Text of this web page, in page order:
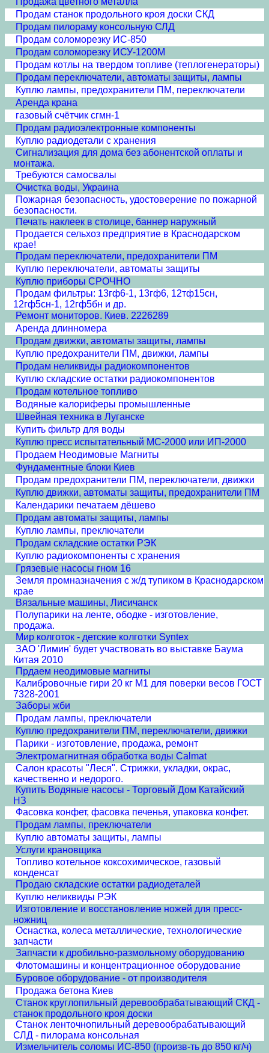
Продам станок продольного кроя доски СКД
Продам пилораму консольную СЛД
Продам соломорезку ИС-850
Продам соломорезку ИСУ-1200М
Продам котлы на твердом топливе (теплогенераторы)
Продам переключатели, автоматы защиты, лампы
Куплю лампы, предохранители ПМ, переключатели
Аренда крана
газовый счётчик сгмн-1
Продам радиоэлектронные компоненты
Куплю радиодетали с хранения
Сигнализация для дома без абонентской оплаты и
монтажа.
Требуются самосвалы
Очистка воды, Украина
Пожарная безопасность, удостоверение по пожарной
безопасности.
Печать наклеек в столице, баннер наружный
Продается сельхоз предприятие в Краснодарском
крае!
Продам переключатели, предохранители ПМ
Куплю переключатели, автоматы защиты
Куплю приборы СРОЧНО
Продам фильтры: 13гф6-1, 13гф6, 12тф15сн,
12гф5сн-1, 12гф5бн и др.
Ремонт мониторов. Киев. 2226289
Аренда длинномера
Продам движки, автоматы защиты, лампы
Куплю предохранители ПМ, движки, лампы
Продам неликвиды радиокомпонентов
Куплю складские остатки радиокомпонентов
Продам котельное топливо
Водяные калориферы промышленные
Швейная техника в Луганске
Купить фильтр для воды
Куплю пресс испытательный МС-2000 или ИП-2000
Продаем Неодимовые Магниты
Фундаментные блоки Киев
Продам предохранители ПМ, переключатели, движки
Куплю движки, автоматы защиты, предохранители ПМ
Календарики печатаем дёшево
Продам автоматы защиты, лампы
Куплю лампы, преключатели
Продам складские остатки РЭК
Куплю радиокомпоненты с хранения
Грязевые насосы гном 16
Земля промназначения с ж/д тупиком в Краснодарском
крае
Вязальные машины, Лисичанск
Полупарики на ленте, ободке - изготовление,
продажа.
Мир колготок - детские колготки Syntex
ЗАО 'Лимин' будет участвовать во выставке Баума
Китая 2010
Прдаем неодимовые магниты
Калибровочные гири 20 кг М1 для поверки весов ГОСТ
7328-2001
Заборы жби
Продам лампы, преключатели
Куплю предохранители ПМ, переключатели, движки
Парики - изготовление, продажа, ремонт
Электромагнитная обработка воды Calmat
Cалон красоты "Леся". Стрижки, укладки, окрас,
качественно и недорого.
Купить Водяные насосы - Торговый Дом Катайский
НЗ
Фасовка конфет, фасовка печенья, упаковка конфет.
Продам лампы, преключатели
Куплю автоматы защиты, лампы
Услуги крановщика
Топливо котельное коксохимическое, газовый
конденсат
Продаю складские остатки радиодеталей
Куплю неликвиды РЭК
Изготовление и восстановление ножей для пресс-
ножниц
Оснастка, колеса металлические, технологические
запчасти
Запчасти к дробильно-размольному оборудованию
Флотомашины и концентрационное оборудование
Буровое оборудование - от производителя
Продажа бетона Киев
Станок круглопильный деревообрабатывающий СКД -
станок продольного кроя доски
Станок ленточнопильный деревообрабатывающий
СЛД - пилорама консольная
Измельчитель соломы ИС-850 (произв-ть до 850 кг/ч)